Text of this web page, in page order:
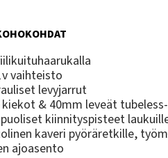
vaihteisto
levyjarrut
kiekot & 40mm leveät
kiinnityspisteet
kaveri pyöräretkille,
ajoasento